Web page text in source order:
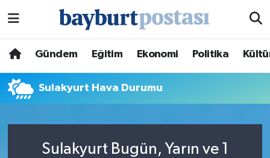
Gündem Eğitim Ekonomi Politika
Sulakyurt Hava Durumu
Sulakyurt Bugün, Yarın ve 1
Hava Durumu